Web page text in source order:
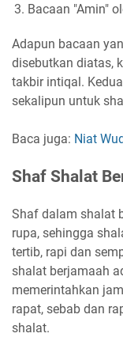
Bacaan "Amin"
Adapun bacaan
disebutkan diatas,
takbir intiqal.
sekalipun untuk
Baca juga: Niat
Shaf Shalat
Shaf dalam shalat
rupa, sehingga
tertib, rapi dan
shalat berjamaah
memerintahkan
rapat, sebab dan
shalat.